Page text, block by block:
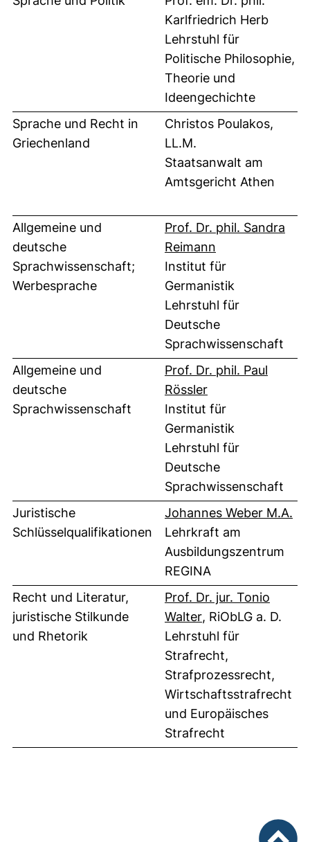
Karlfriedrich Herb
Lehrstuhl für
Politische Philosophie,
Theorie und
Ideengechichte
Sprache und Recht in
Griechenland
Christos Poulakos,
LL.M.
Staatsanwalt am
Amtsgericht Athen
Allgemeine und
deutsche
Sprachwissenschaft;
Werbesprache
Prof. Dr. phil. Sandra
Reimann
Institut für
Germanistik
Lehrstuhl für
Deutsche
Sprachwissenschaft
Allgemeine und
deutsche
Sprachwissenschaft
Prof. Dr. phil. Paul
Rössler(externer Link,
Institut für
Germanistik
Lehrstuhl für
Deutsche
Sprachwissenschaft
Juristische
Schlüsselqualifikationen
Johannes Weber M.A.
Lehrkraft am
Ausbildungszentrum
REGINA
Recht und Literatur,
juristische Stilkunde
und Rhetorik
Prof. Dr. jur. Tonio
Walter(externer Link,
, RiObLG a. D.
Lehrstuhl für
Strafrecht,
Strafprozessrecht,
Wirtschaftsstrafrecht
und Europäisches
Strafrecht